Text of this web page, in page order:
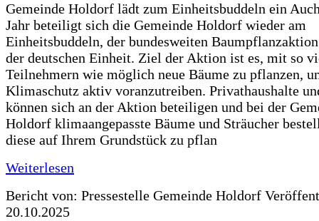
Gemeinde Holdorf lädt zum Einheitsbuddeln ein
Jahr beteiligt sich die Gemeinde Holdorf wieder am
Einheitsbuddeln, der bundesweiten
der deutschen Einheit. Ziel der Aktion ist es, mit so
Teilnehmern wie möglich neue Bäume zu pflanzen,
Klimaschutz aktiv voranzutreiben. Privathaushalte
können sich an der Aktion beteiligen und bei der
Holdorf klimaangepasste Bäume und Sträucher
diese auf Ihrem Grundstück zu pflan
Weiterlesen
Bericht von: Pressestelle Gemeinde Holdorf
20.10.2025